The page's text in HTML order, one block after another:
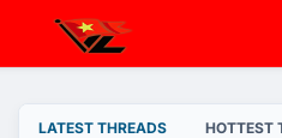
LATEST THREADS HOTTEST